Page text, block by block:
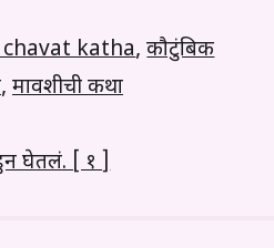
katha,कौटुंबिक
, मावशीची कथा
घेतलं. [ १ ]